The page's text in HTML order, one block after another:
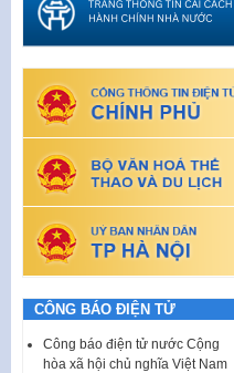
CÔNG BÁO ĐIỆN TỬ
Công báo điện tử nước Cộng
hòa xã hội chủ nghĩa Việt Nam